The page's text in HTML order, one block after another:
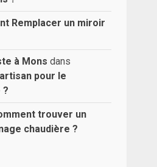
Remplacer un miroir
à Mons dans
pour le
?
trouver un
chaudière ?